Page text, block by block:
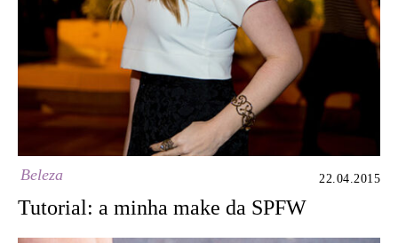
Beleza 22.04.2015
Tutorial: a minha make da SPFW